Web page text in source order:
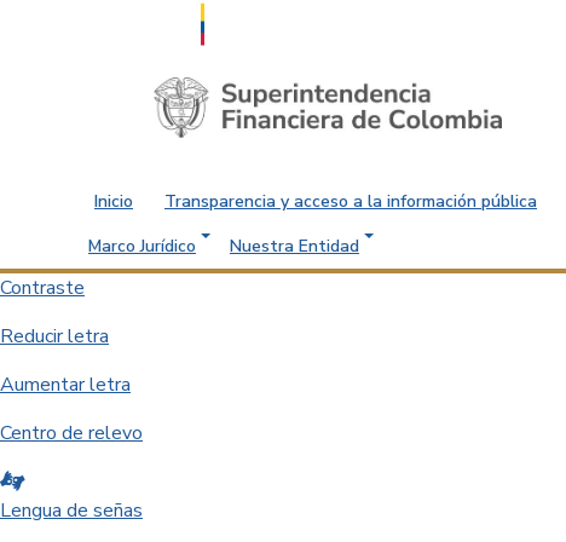
Saltar al contenido principal
Inicio Transparencia y acceso a la información pública
Marco Jurídico
Nuestra Entidad
Contraste
Reducir letra
Aumentar letra
Centro de relevo
Lengua de señas